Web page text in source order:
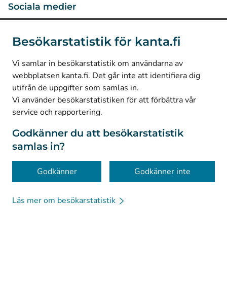
Besökarstatistik för kanta.fi
Vi samlar in besökarstatistik om användarna av
webbplatsen kanta.fi. Det går inte att identifiera dig
utifrån de uppgifter som samlas in.
Vi använder besökarstatistiken för att förbättra vår
service och rapportering.
Godkänner du att besökarstatistik
samlas in?
Godkänner Godkänner inte
Läs mer om besökarstatistik
Sociala medier
LinkedIn(Avautuu uuteen välilehteen)
Facebook
Avautuu uuteen välilehteen)
© Kanta-Palvelut, Kansaneläkelaitos
Dataskydd
Om webbplatsen
Tillgänglighet
Kakor